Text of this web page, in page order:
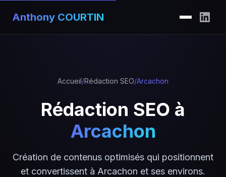
Anthony COURTIN
Accueil/Rédaction SEO/Arcachon
Rédaction SEO à
Arcachon
Création de contenus optimisés qui positionnent
et convertissent à Arcachon et ses environs.